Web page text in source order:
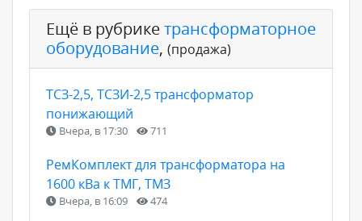
Ещё в рубрикетрансформаторное
оборудование, (продажа)
ТСЗ-2,5, ТСЗИ-2,5 трансформатор
понижающий
Вчера, в 17:30 711
РемКомплект для трансформатора на
1600 кВа к ТМГ, ТМЗ
Вчера, в 16:09 474